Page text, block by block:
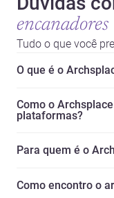
encanadores
Tudo o que você
O que é o
Como o
plataformas?
Para quem é o
Como encontro o